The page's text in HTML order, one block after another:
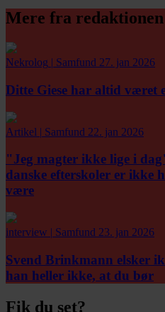
Mere fra redaktionen
Nekrolog | Samfund 27. jan 2026
Ditte Giese har altid været
Artikel | Samfund 22. jan 2026
"Jeg magter ikke lige i
danske efterskoler er ikke
være
interview | Samfund 23. jan 2026
Svend Brinkmann elsker
han heller ikke, at du bør
Fik du set?